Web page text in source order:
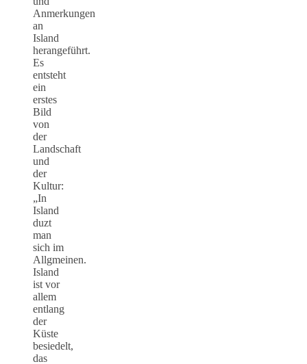
Anmerkungen
an
Island
herangeführt.
Es
entsteht
ein
erstes
Bild
von
der
Landschaft
und
der
Kultur:
„In
Island
duzt
man
sich im
Allgmeinen.
Island
ist vor
allem
entlang
der
Küste
besiedelt,
das